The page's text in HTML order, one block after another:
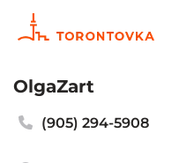
OlgaZart
(905) 294-5908